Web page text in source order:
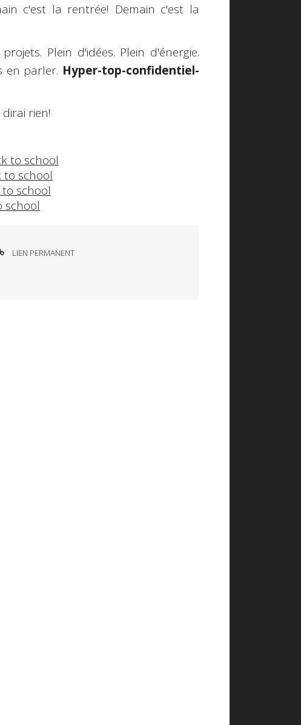
c'est la rentrée! Demain c'est la
Plein d'idées. Plein d'énergie.
en parler. Hyper-top-confidentiel-
rien!
to school
to school
school
school
LIEN PERMANENT